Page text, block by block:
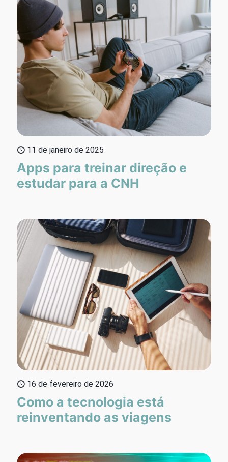
11 de janeiro de 2025
Apps para treinar direção e
estudar para a CNH
16 de fevereiro de 2026
Como a tecnologia está
reinventando as viagens